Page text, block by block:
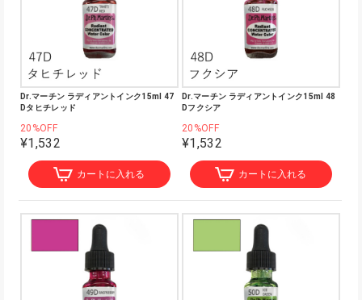
Dr.マーチン ラディアントインク15ml 47
Dタヒチレッド
20%OFF
¥1,532
カートに入れる
Dr.マーチン ラディアントインク15ml 48
Dフクシア
20%OFF
¥1,532
カートに入れる